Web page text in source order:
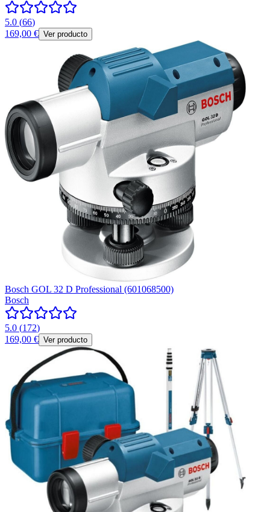
5.0 (66)
169,00 € Ver producto
Bosch GOL 32 D Professional (601068500)
Bosch
5.0 (172)
169,00 € Ver producto